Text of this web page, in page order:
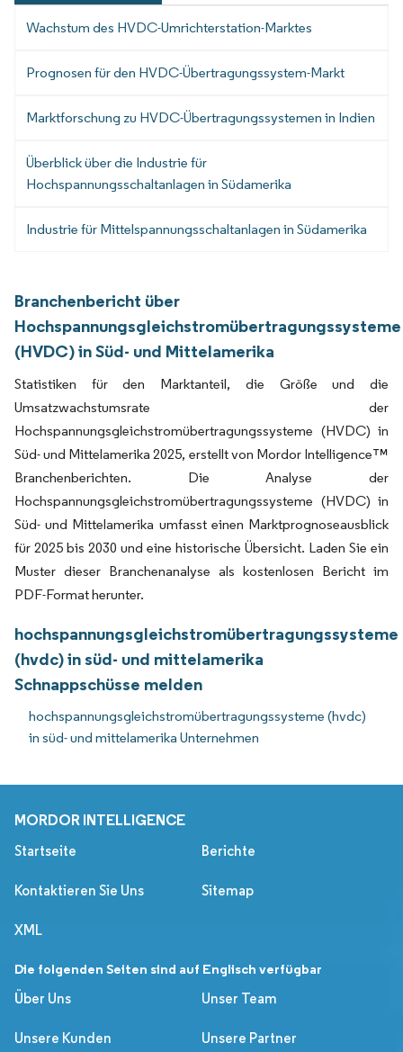
Wachstum des HVDC-Umrichterstation-Marktes
Prognosen für den HVDC-Übertragungssystem-Markt
Marktforschung zu HVDC-Übertragungssystemen in Indien
Überblick über die Industrie für
Hochspannungsschaltanlagen in Südamerika
Industrie für Mittelspannungsschaltanlagen in Südamerika
Branchenbericht über
Hochspannungsgleichstromübertragungssysteme
(HVDC) in Süd- und Mittelamerika
Statistiken für den Marktanteil, die Größe und die
Umsatzwachstumsrate der
Hochspannungsgleichstromübertragungssysteme (HVDC) in
Süd- und Mittelamerika 2025, erstellt von Mordor Intelligence™
Branchenberichten. Die Analyse der
Hochspannungsgleichstromübertragungssysteme (HVDC) in
Süd- und Mittelamerika umfasst einen Marktprognoseausblick
für 2025 bis 2030 und eine historische Übersicht. Laden Sie ein
Muster dieser Branchenanalyse als kostenlosen Bericht im
PDF-Format herunter.
hochspannungsgleichstromübertragungssysteme
(hvdc) in süd- und mittelamerika
Schnappschüsse melden
hochspannungsgleichstromübertragungssysteme (hvdc)
in süd- und mittelamerika Unternehmen
MORDOR INTELLIGENCE
Startseite Berichte
Kontaktieren Sie Uns Sitemap
XML
Die folgenden Seiten sind auf Englisch verfügbar
Über Uns
Unser Team
Unsere Kunden Unsere Partner